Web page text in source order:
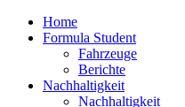
Home
Formula Student
Fahrzeuge
Berichte
Nachhaltigkeit
Nachhaltigkeit